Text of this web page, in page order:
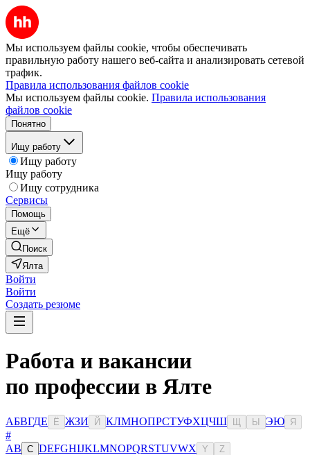
Мы используем файлы cookie, чтобы обеспечивать
правильную работу нашего веб-сайта и анализировать сетевой
трафик.
Правила использования файлов cookie
Мы используем файлы cookie. Правила использования
файлов cookie
Понятно
Ищу работу
Ищу работу
Ищу работу
Ищу сотрудника
Сервисы
Помощь
Ещё
Поиск
Ялта
Войти
Войти
Создать резюме
Работа и вакансии
по профессии в Ялте
АБВГДЕ Ё ЖЗИ Й КЛМНОПРСТУФХЦЧШ Ы ЭЮ Я
#
AB C DEFGHIJKLMNOPQRSTUVWX Y Z